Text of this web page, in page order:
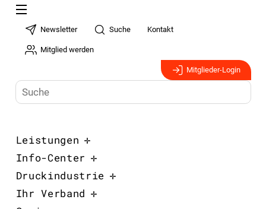
Newsletter Suche Kontakt
Mitglied werden
Mitglieder-Login
Leistungen
Info-Center
Druckindustrie
Ihr Verband